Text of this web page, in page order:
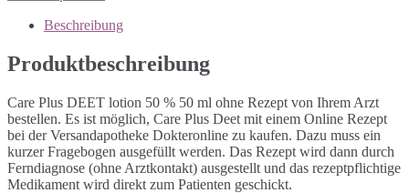
Beschreibung
Produktbeschreibung
Care Plus DEET lotion 50 % 50 ml ohne Rezept von Ihrem Arzt
bestellen. Es ist möglich, Care Plus Deet mit einem Online Rezept
bei der Versandapotheke Dokteronline zu kaufen. Dazu muss ein
kurzer Fragebogen ausgefüllt werden. Das Rezept wird dann durch
Ferndiagnose (ohne Arztkontakt) ausgestellt und das rezeptpflichtige
Medikament wird direkt zum Patienten geschickt.